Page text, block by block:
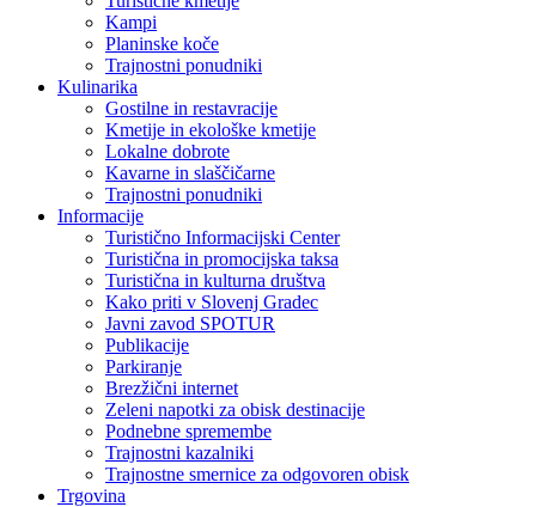
Kampi
Planinske koče
Trajnostni ponudniki
Kulinarika
Gostilne in restavracije
Kmetije in ekološke kmetije
Lokalne dobrote
Kavarne in slaščičarne
Trajnostni ponudniki
Informacije
Turistično Informacijski Center
Turistična in promocijska taksa
Turistična in kulturna društva
Kako priti v Slovenj Gradec
Javni zavod SPOTUR
Publikacije
Parkiranje
Brezžični internet
Zeleni napotki za obisk destinacije
Podnebne spremembe
Trajnostni kazalniki
Trajnostne smernice za odgovoren obisk
Trgovina